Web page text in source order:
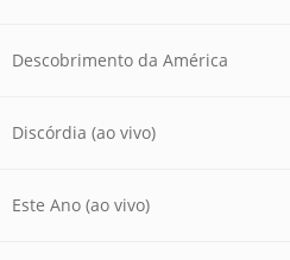
Descobrimento da América
Discórdia (ao vivo)
Este Ano (ao vivo)